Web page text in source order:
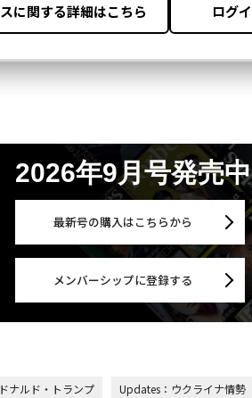
2026年9月号発売中
最新号の購入はこちらから
メンバーシップに登録する
ドナルド・トランプ Updates：ウクライナ情勢